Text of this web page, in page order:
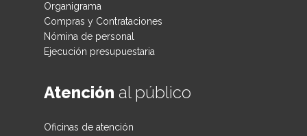
Organigrama
Compras y Contrataciones
Nómina de personal
Ejecución presupuestaria
Atención al público
Oficinas de atención